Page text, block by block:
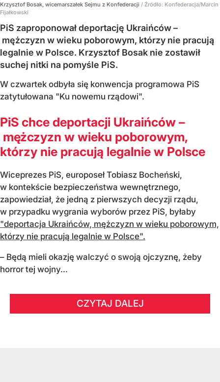
Krzysztof Bosak, wicemarszałek Sejmu z Konfederacji / Źródło: Konfederacja/Marcin
Fijałkowski
PiS zaproponował deportację Ukraińców –
mężczyzn w wieku poborowym, którzy nie pracują
legalnie w Polsce. Krzysztof Bosak nie zostawił
suchej nitki na pomyśle PiS.
W czwartek odbyła się konwencja programowa PiS
zatytułowana "Ku nowemu rządowi".
PiS chce deportacji Ukraińców –
mężczyzn w wieku poborowym,
którzy nie pracują legalnie w Polsce
Wiceprezes PiS, europoseł Tobiasz Bocheński,
w kontekście bezpieczeństwa wewnętrznego,
zapowiedział, że jedną z pierwszych decyzji rządu,
w przypadku wygrania wyborów przez PiS, byłaby
"deportacja Ukraińców, mężczyzn w wieku poborowym,
którzy nie pracują legalnie w Polsce".
– Będą mieli okazję walczyć o swoją ojczyznę, żeby
horror tej wojny...
CZYTAJ DALEJ